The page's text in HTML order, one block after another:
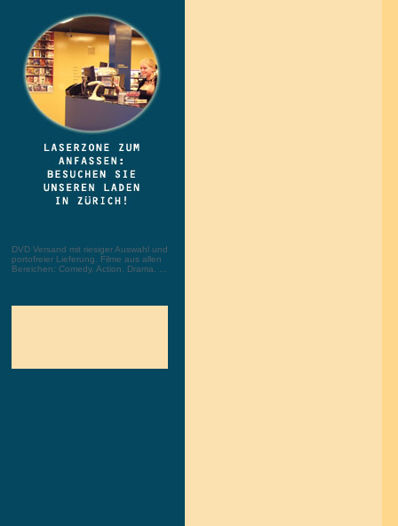
DVD Versand mit riesiger Auswahl und
portofreier Lieferung. Filme aus allen
Bereichen: Comedy, Action, Drama, ...